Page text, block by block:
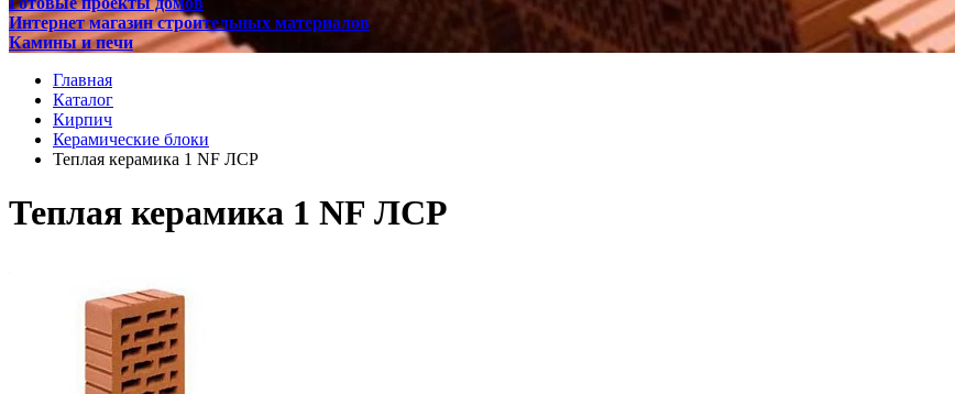
Интернет магазин строительных материалов
Камины и печи
Главная
Каталог
Кирпич
Керамические блоки
Теплая керамика 1 NF ЛСР
Теплая керамика 1 NF ЛСР